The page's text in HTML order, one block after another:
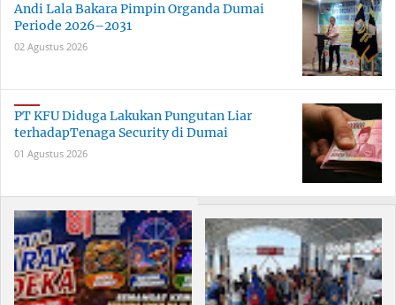
Andi Lala Bakara Pimpin Organda Dumai
Periode 2026–2031
02 Agustus 2026
PT KFU Diduga Lakukan Pungutan Liar
terhadapTenaga Security di Dumai
01 Agustus 2026